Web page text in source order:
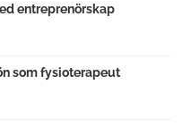
entreprenörskap
som fysioterapeut